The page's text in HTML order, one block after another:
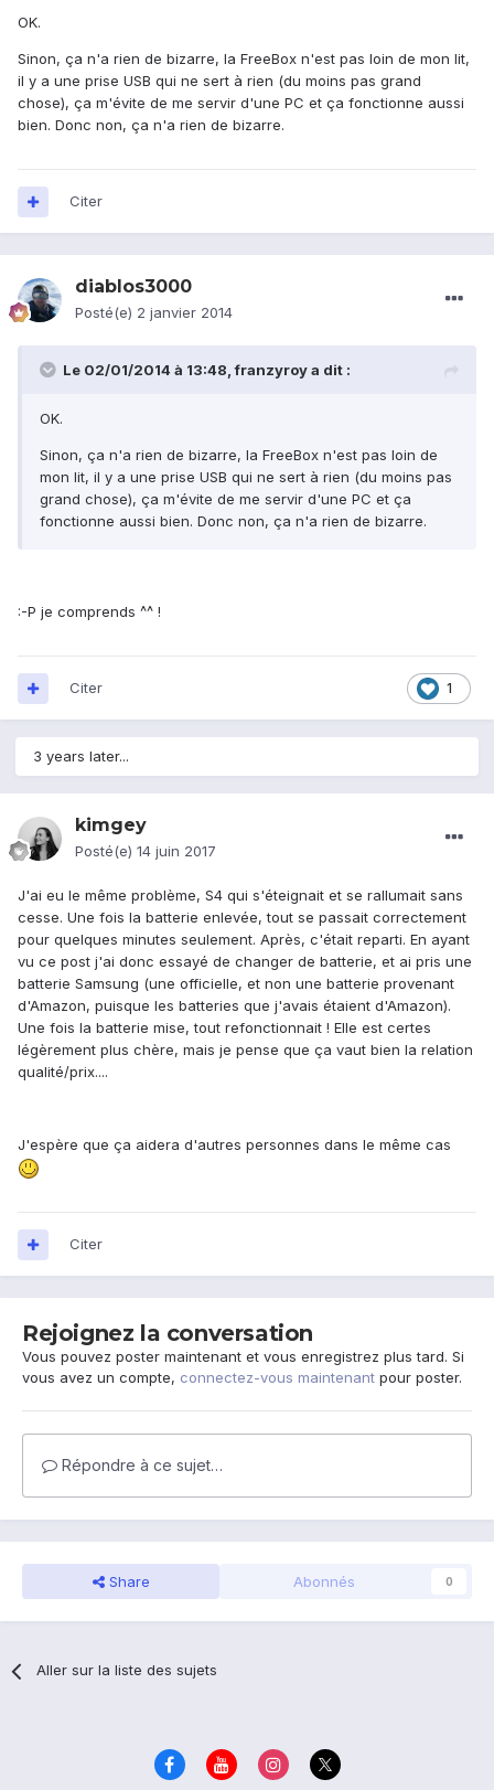
OK.
Sinon, ça n'a rien de bizarre, la FreeBox n'est pas loin de mon lit,
il y a une prise USB qui ne sert à rien (du moins pas grand
chose), ça m'évite de me servir d'une PC et ça fonctionne aussi
bien. Donc non, ça n'a rien de bizarre.
Citer
diablos3000
Posté(e) 2 janvier 2014
Le 02/01/2014 à 13:48, franzyroy a dit :
OK.
Sinon, ça n'a rien de bizarre, la FreeBox n'est pas loin de
mon lit, il y a une prise USB qui ne sert à rien (du moins pas
grand chose), ça m'évite de me servir d'une PC et ça
fonctionne aussi bien. Donc non, ça n'a rien de bizarre.
:-P je comprends ^^ !
1
Citer
3 years later...
kimgey
Posté(e) 14 juin 2017
J'ai eu le même problème, S4 qui s'éteignait et se rallumait sans
cesse. Une fois la batterie enlevée, tout se passait correctement
pour quelques minutes seulement. Après, c'était reparti. En ayant
vu ce post j'ai donc essayé de changer de batterie, et ai pris une
batterie Samsung (une officielle, et non une batterie provenant
d'Amazon, puisque les batteries que j'avais étaient d'Amazon).
Une fois la batterie mise, tout refonctionnait ! Elle est certes
légèrement plus chère, mais je pense que ça vaut bien la relation
qualité/prix....
J'espère que ça aidera d'autres personnes dans le même cas
Citer
Rejoignez la conversation
Vous pouvez poster maintenant et vous enregistrez plus tard. Si
vous avez un compte, connectez-vous maintenant pour poster.
Répondre à ce sujet…
Share Abonnés 0
Aller sur la liste des sujets